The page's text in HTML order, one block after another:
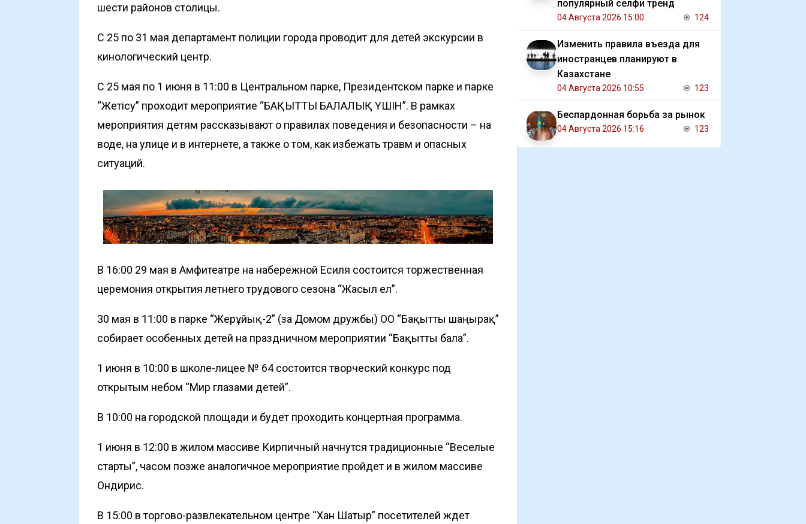
шести районов столицы.
С 25 по 31 мая департамент полиции города проводит для детей экскурсии в
кинологический центр.
С 25 мая по 1 июня в 11:00 в Центральном парке, Президентском парке и парке
“Жетісу” проходит мероприятие “БАҚЫТТЫ БАЛАЛЫҚ ҮШІН”. В рамках
мероприятия детям рассказывают о правилах поведения и безопасности – на
воде, на улице и в интернете, а также о том, как избежать травм и опасных
ситуаций.
В 16:00 29 мая в Амфитеатре на набережной Есиля состоится торжественная
церемония открытия летнего трудового сезона “Жасыл ел”.
30 мая в 11:00 в парке “Жерұйық-2” (за Домом дружбы) ОО “Бақытты шаңырақ”
собирает особенных детей на праздничном мероприятии “Бақытты бала”.
1 июня в 10:00 в школе-лицее № 64 состоится творческий конкурс под
открытым небом “Мир глазами детей”.
В 10:00 на городской площади и будет проходить концертная программа.
1 июня в 12:00 в жилом массиве Кирпичный начнутся традиционные “Веселые
старты”, часом позже аналогичное мероприятие пройдет и в жилом массиве
Ондирис.
В 15:00 в торгово-развлекательном центре “Хан Шатыр” посетителей ждет
популярный селфи тренд
04 Августа 2026 15:00 124
Изменить правила въезда для
иностранцев планируют в
Казахстане
04 Августа 2026 10:55 123
Беспардонная борьба за рынок
04 Августа 2026 15:16 123